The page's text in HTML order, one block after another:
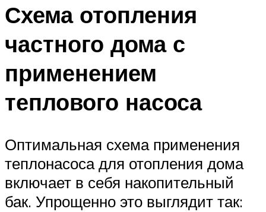
Схема отопления
частного дома с
применением
теплового насоса
Оптимальная схема применения
теплонасоса для отопления дома
включает в себя накопительный
бак. Упрощенно это выглядит так: